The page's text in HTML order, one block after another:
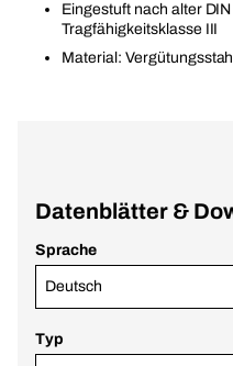
Eingestuft nach alter
Tragfähigkeitsklasse III
Material:
Datenblätter &
Sprache
Deutsch
Typ